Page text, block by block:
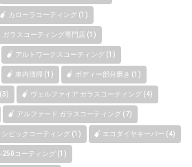
カローラコーティング (1)
ガラスコーティング専門店 (1)
アルトワークスコーティング (1)
車内清掃 (1) ボディー部分磨き (1)
ヴェルファイア ガラスコーティング (4)
アルファード ガラスコーティング (7)
シビックコーティング (1) エコダイヤキーパー (4)
250コーティング (1)